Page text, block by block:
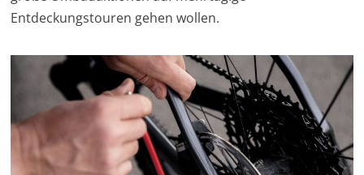
Entdeckungstouren gehen wollen.